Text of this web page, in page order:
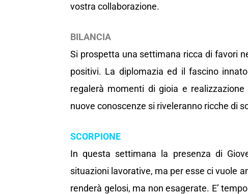
vostra collaborazione.
BILANCIA
Si prospetta una settimana ricca di favori
positivi. La diplomazia ed il fascino
regalerà momenti di gioia e
nuove conoscenze si riveleranno ricche di
SCORPIONE
In questa settimana la presenza di
situazioni lavorative, ma per esse ci vuole
renderà gelosi, ma non esagerate. E’